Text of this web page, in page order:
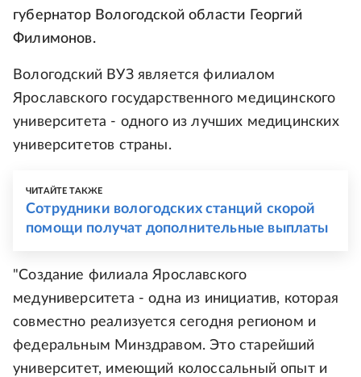
губернатор Вологодской области Георгий
Филимонов.
Вологодский ВУЗ является филиалом
Ярославского государственного медицинского
университета - одного из лучших медицинских
университетов страны.
ЧИТАЙТЕ ТАКЖЕ
Сотрудники вологодских станций скорой
помощи получат дополнительные выплаты
"Создание филиала Ярославского
медуниверситета - одна из инициатив, которая
совместно реализуется сегодня регионом и
федеральным Минздравом. Это старейший
университет, имеющий колоссальный опыт и